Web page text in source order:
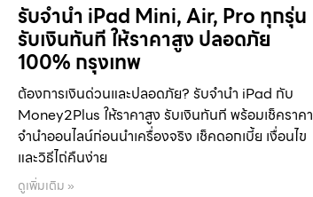
รับจำนำ iPad Mini, Air, Pro ทุกรุ่น
รับเงินทันที ให้ราคาสูง ปลอดภัย
100% กรุงเทพ
ต้องการเงินด่วนและปลอดภัย? รับจำนำ iPad กับ
Money2Plus ให้ราคาสูง รับเงินทันที พร้อมเช็คราคา
จำนำออนไลน์ก่อนนำเครื่องจริง เช็คดอกเบี้ย เงื่อนไข
และวิธีไถ่คืนง่าย
ดูเพิ่มเติม »